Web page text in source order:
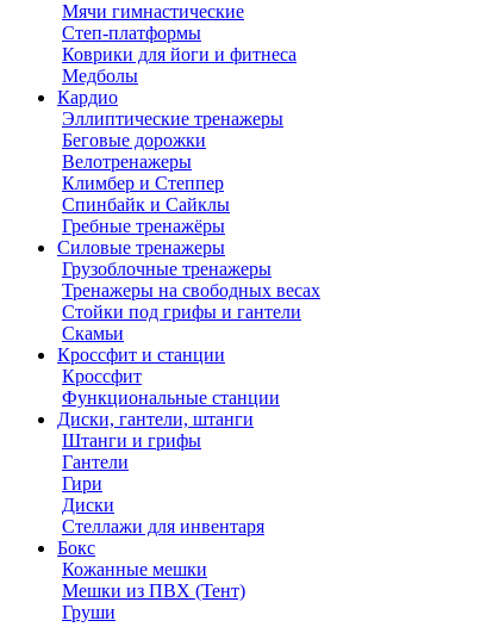
Мячи гимнастические
Степ-платформы
Коврики для йоги и фитнеса
Медболы
Кардио
Эллиптические тренажеры
Беговые дорожки
Велотренажеры
Климбер и Степпер
Спинбайк и Сайклы
Гребные тренажёры
Силовые тренажеры
Грузоблочные тренажеры
Тренажеры на свободных весах
Стойки под грифы и гантели
Скамьи
Кроссфит и станции
Кроссфит
Функциональные станции
Диски, гантели, штанги
Штанги и грифы
Гантели
Гири
Диски
Стеллажи для инвентаря
Бокс
Кожанные мешки
Мешки из ПВХ (Тент)
Груши